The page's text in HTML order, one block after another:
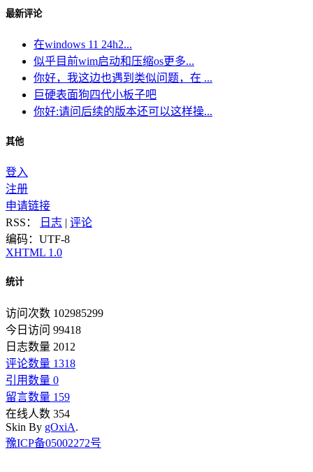
最新评论
在windows 11 24h2...
似乎目前wim启动和压缩os更多...
你好，我这边也遇到类似问题，在 ...
巨硬表面狗四代小板子吧
你好:请问后续的版本还可以这样操...
其他
登入
注册
申请链接
RSS：
日志 | 评论
编码：UTF-8
XHTML 1.0
统计
访问次数 102985299
今日访问 99418
日志数量 2012
评论数量 1318
引用数量 0
留言数量 159
在线人数 354
Skin By gOxiA.
豫ICP备05002272号